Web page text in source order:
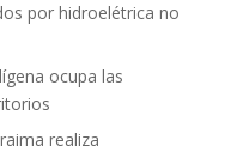
por hidroelétrica no
ocupa las
realiza